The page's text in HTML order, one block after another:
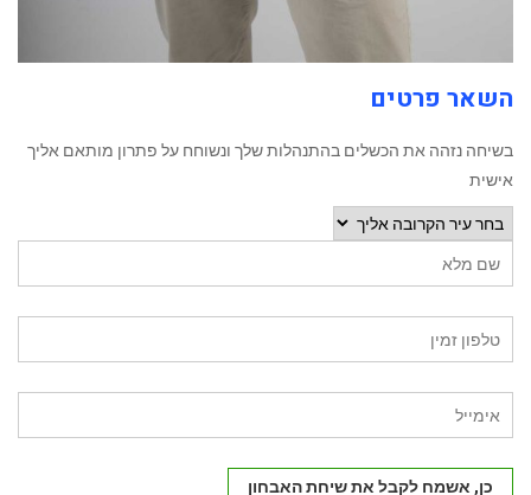
השאר פרטים
בשיחה נזהה את הכשלים בהתנהלות שלך ונשוחח על פתרון מותאם אליך
אישית
כן, אשמח לקבל את שיחת האבחון